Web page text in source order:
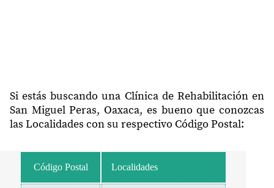
Si estás buscando una Clínica de Rehabilitación en
San Miguel Peras, Oaxaca, es bueno que conozcas
las Localidades con su respectivo Código Postal:
Código Postal Localidades